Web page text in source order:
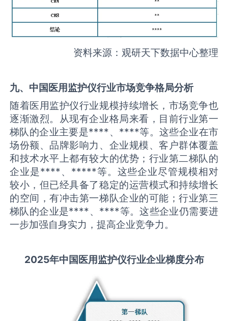
资料来源：观研天下数据中心整理
九、中国医用监护仪行业市场竞争格局分析
随着医用监护仪行业规模持续增长，市场竞争也
逐渐激烈。从现有企业格局来看，目前行业第一
梯队的企业主要是****、****等。这些企业在市
场份额、品牌影响力、企业规模、客户群体覆盖
和技术水平上都有较大的优势；行业第二梯队的
企业是****、*****等。这些企业尽管规模相对
较小，但已经具备了稳定的运营模式和持续增长
的空间，有冲击第一梯队企业的可能；行业第三
梯队的企业是****、****等。这些企业仍需要进
一步加强自身实力，提高企业竞争力。
2025年中国医用监护仪行业企业梯度分布